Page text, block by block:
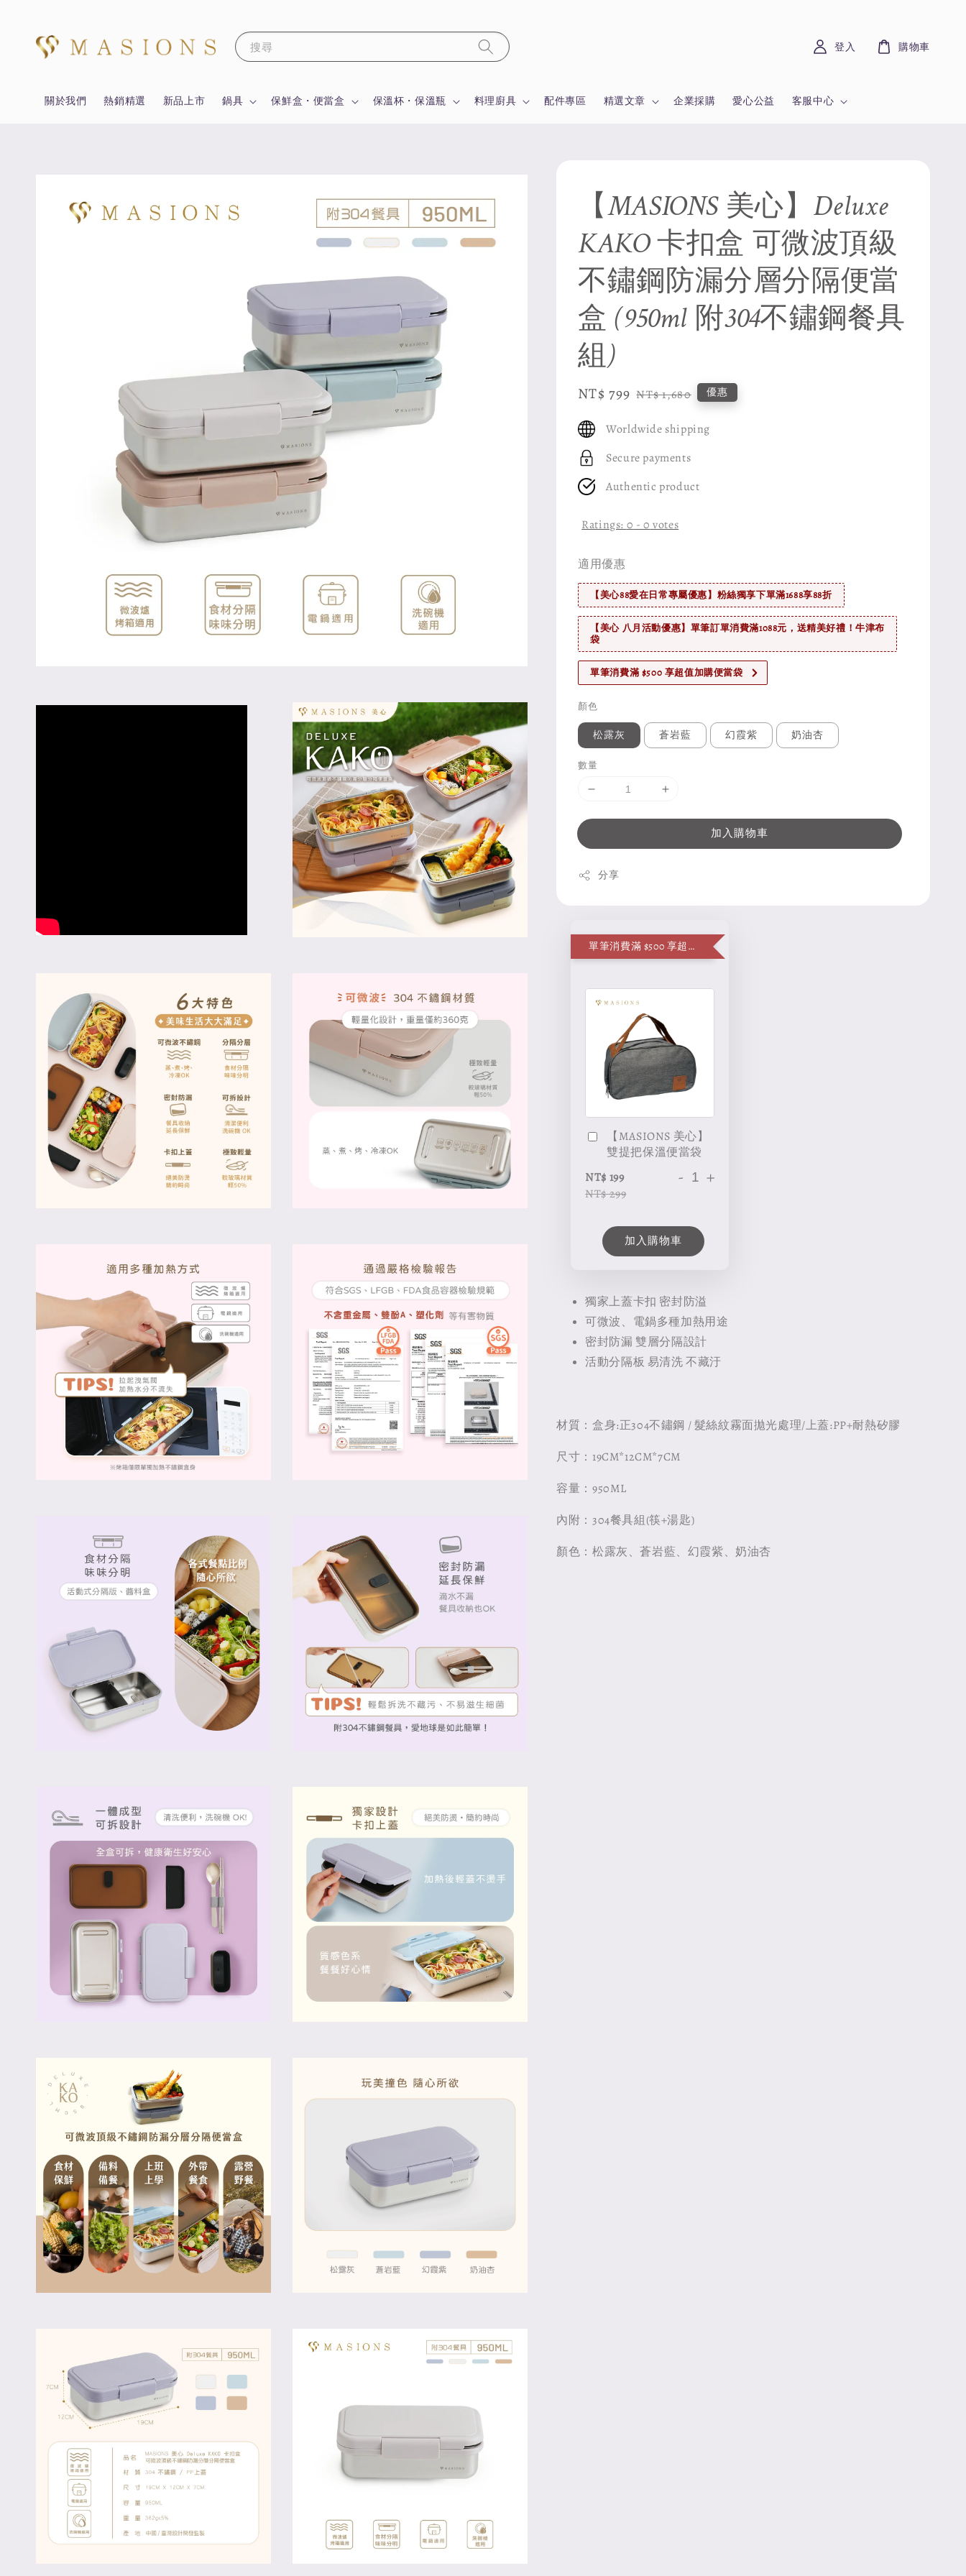
搜尋
關於我們 熱銷精選 新品上市 鍋具 保鮮盒・便當盒 保溫杯・保溫瓶 料理廚具 配件專區 精選文章 企業採購 愛心公益 客服中心
登入 購物車
【MASIONS 美心】Deluxe
KAKO 卡扣盒 可微波頂級
不鏽鋼防漏分層分隔便當
盒 (950ml 附304不鏽鋼餐具
組)
Sale
NT$ 799 Regular
NT$ 1,680 優惠
Worldwide shipping
Secure payments
Authentic product
Ratings: 0 -0 votes
適用優惠
【美心88愛在日常專屬優惠】粉絲獨享下單滿1688享88折
【美心 八月活動優惠】單筆訂單消費滿1088元，送精美好禮！牛津布
袋
單筆消費滿 $500 享超值加購便當袋
顏色
松露灰 蒼岩藍 幻霞紫 奶油杏
數量
加入購物車
分享
單筆消費滿 $500 享超值加購便當袋
【MASIONS 美心】
雙提把保溫便當袋
NT$ 199
NT$ 299
- +
加入購物車
獨家上蓋卡扣 密封防溢
可微波、電鍋多種加熱用途
密封防漏 雙層分隔設計
活動分隔板 易清洗 不藏汙
材質：盒身:正304不鏽鋼 / 髮絲紋霧面拋光處理/上蓋:PP+耐熱矽膠
尺寸：19CM*12CM*7CM
容量：950ML
內附：304餐具組(筷+湯匙)
顏色：松露灰、蒼岩藍、幻霞紫、奶油杏